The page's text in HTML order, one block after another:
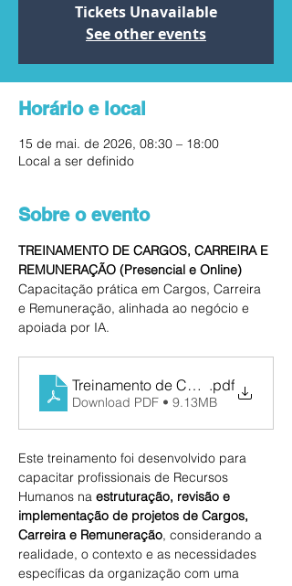
Tickets Unavailable
See other events
Horário e local
15 de mai. de 2026, 08:30 – 18:00
Local a ser definido
Sobre o evento
TREINAMENTO DE CARGOS, CARREIRA E
REMUNERAÇÃO (Presencial e Online)
Capacitação prática em Cargos, Carreira
e Remuneração, alinhada ao negócio e
apoiada por IA.
Treinamento de Cargos e Salários
.pdf
Download PDF • 9.13MB
Este treinamento foi desenvolvido para
capacitar profissionais de Recursos
Humanos na estruturação, revisão e
implementação de projetos de Cargos,
Carreira e Remuneração, considerando a
realidade, o contexto e as necessidades
específicas da organização com uma